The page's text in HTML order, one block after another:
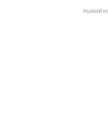
РЫЖИЙ